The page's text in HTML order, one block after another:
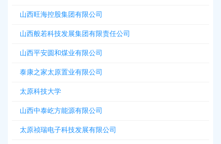
山西旺海控股集团有限公司
山西般若科技发展集团有限责任公司
山西平安圆和煤业有限公司
泰康之家太原置业有限公司
太原科技大学
山西中泰屹方能源有限公司
太原祯瑞电子科技发展有限公司